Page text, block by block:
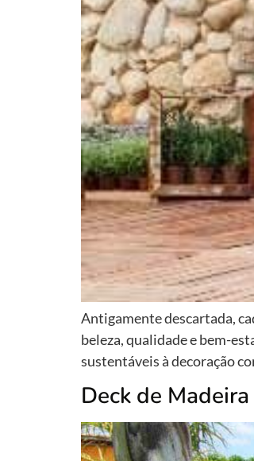
Antigamente descartada,
beleza, qualidade e bem-
sustentáveis à decoração
Deck de